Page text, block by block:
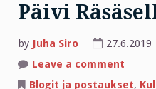
Päivi
by Juha Siro 27.6.2019
Leave a comment
Blogit ja postaukset,